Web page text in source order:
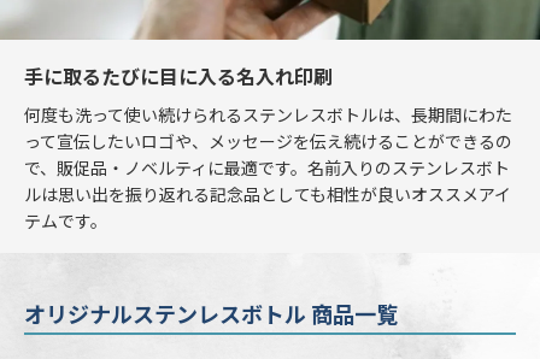
手に取るたびに目に入る名入れ印刷
何度も洗って使い続けられるステンレスボトルは、長期間にわた
って宣伝したいロゴや、メッセージを伝え続けることができるの
で、販促品・ノベルティに最適です。名前入りのステンレスボト
ルは思い出を振り返れる記念品としても相性が良いオススメアイ
テムです。
オリジナルステンレスボトル 商品一覧